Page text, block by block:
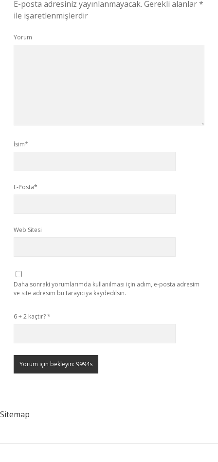
E-posta adresiniz yayınlanmayacak. Gerekli alanlar*
ile işaretlenmişlerdir
Yorum
İsim*
E-Posta*
Web Sitesi
Daha sonraki yorumlarımda kullanılması için adım, e-posta adresim
ve site adresim bu tarayıcıya kaydedilsin.
6 + 2 kaçtır?*
Sitemap